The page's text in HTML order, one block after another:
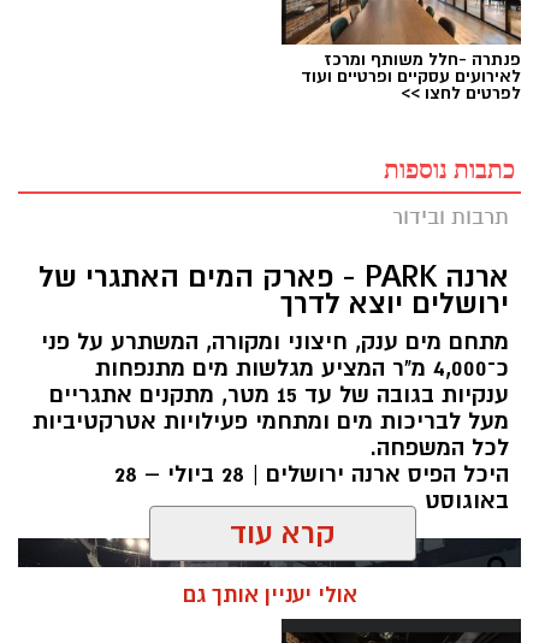
פנתרה -חלל משותף ומרכז
לאירועים עסקיים ופרטיים ועוד
לפרטים לחצו >>
כתבות נוספות
תרבות ובידור
ארנה PARK - פארק המים האתגרי של
ירושלים יוצא לדרך
מתחם מים ענק, חיצוני ומקורה, המשתרע על פני
כ־4,000 מ"ר המציע מגלשות מים מתנפחות
ענקיות בגובה של עד 15 מטר, מתקנים אתגריים
מעל לבריכות מים ומתחמי פעילויות אטרקטיביות
לכל המשפחה.
היכל הפיס ארנה ירושלים | 28 ביולי – 28
באוגוסט
קרא עוד
אולי יעניין אותך גם